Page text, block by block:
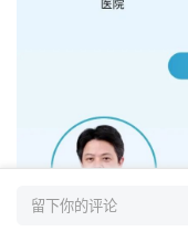
留下你的评论